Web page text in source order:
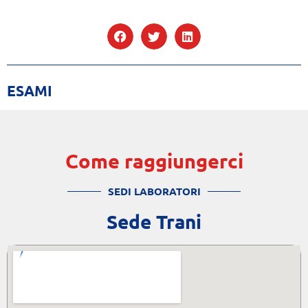
ESAMI
Come raggiungerci
SEDI LABORATORI
Sede Trani